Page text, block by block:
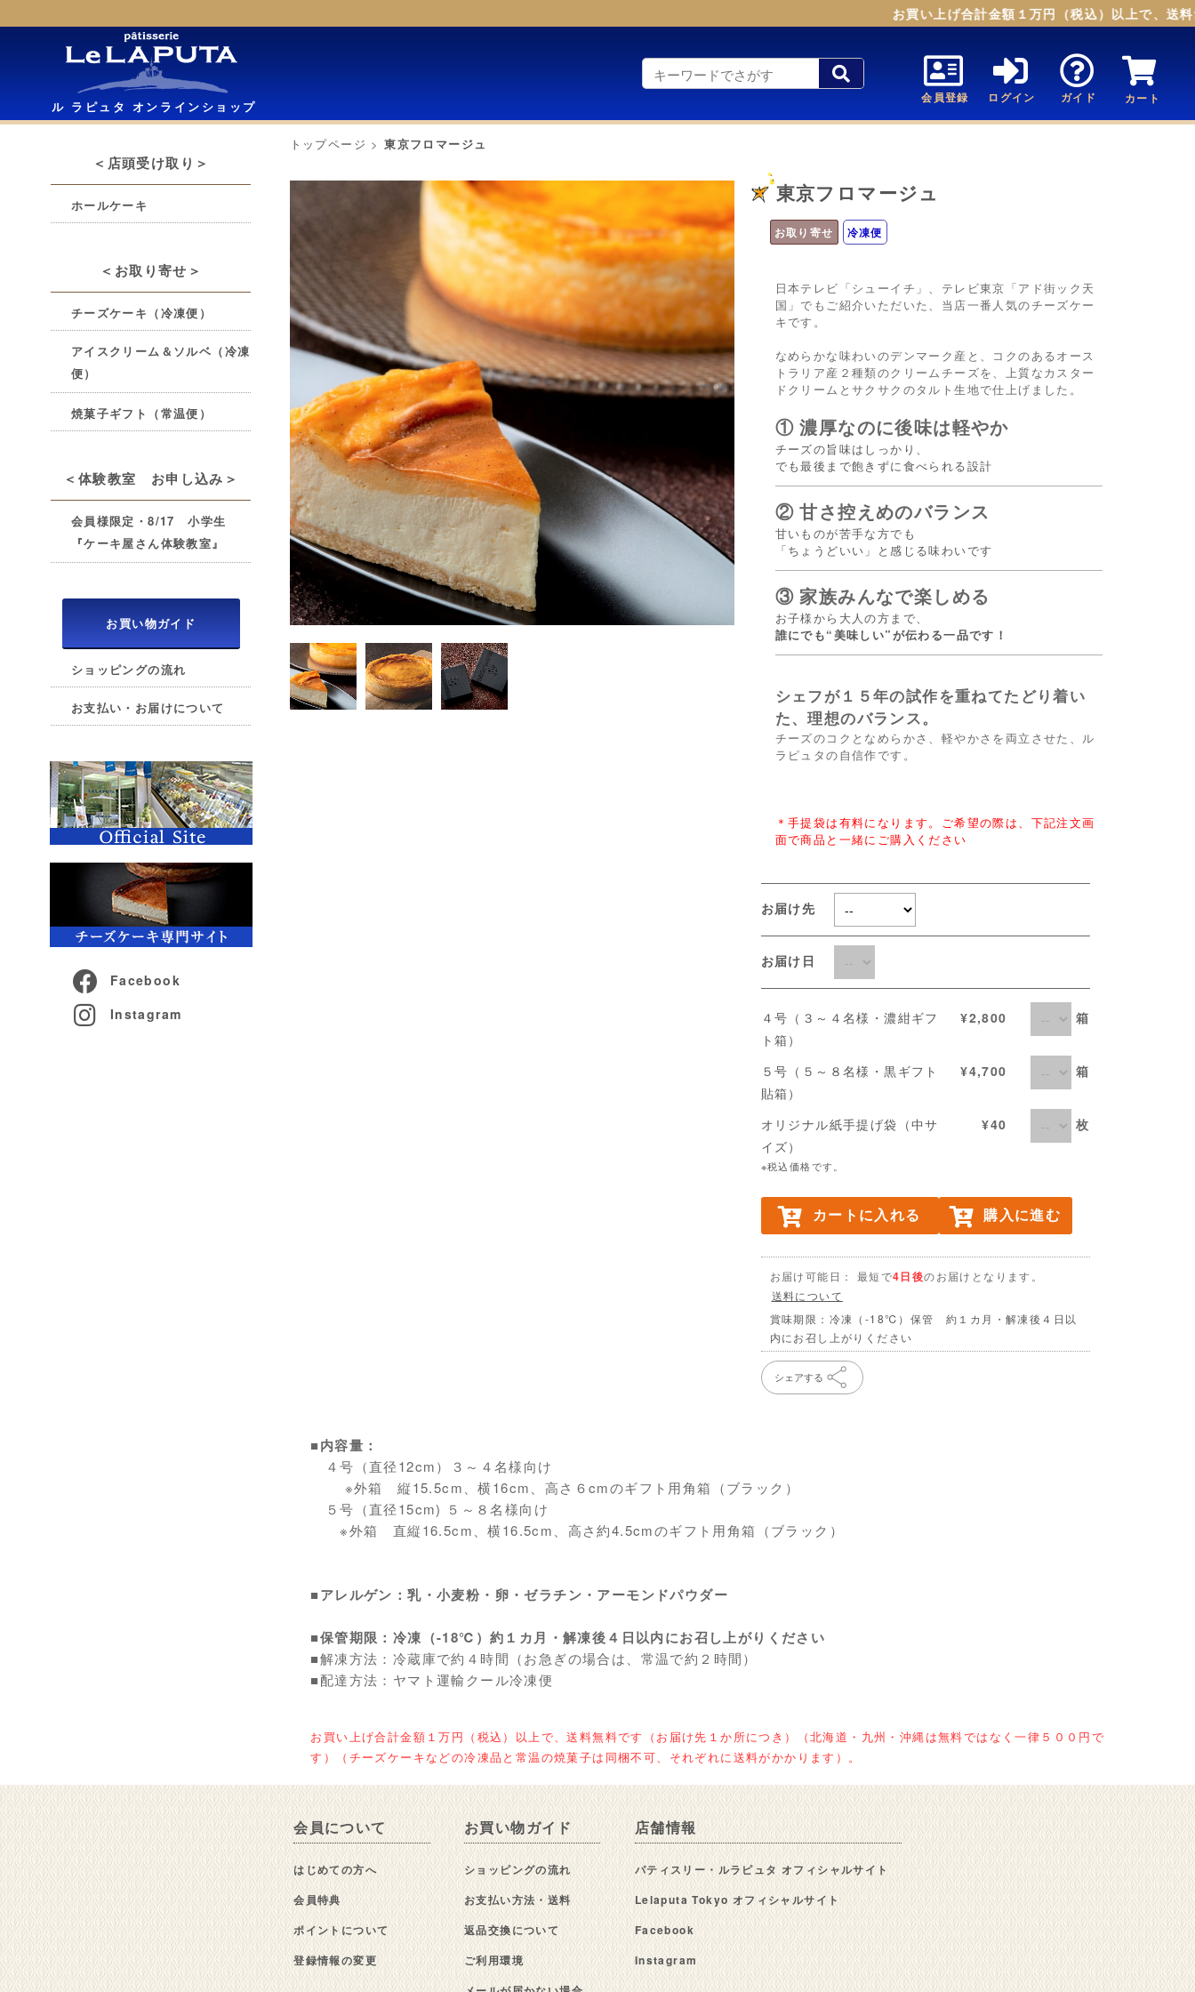
お買い上げ合計金額１万円（税込）以上で、送料
会員登録 ログイン ガイド カート
ル ラピュタ オンラインショップ
＜店頭受け取り＞
ホールケーキ
＜お取り寄せ＞
チーズケーキ（冷凍便）
アイスクリーム＆ソルベ（冷凍
便）
焼菓子ギフト（常温便）
＜体験教室 お申し込み＞
会員様限定・8/17 小学生
『ケーキ屋さん体験教室』
お買い物ガイド
ショッピングの流れ
お支払い・お届けについて
Facebook
Instagram
トップページ >東京フロマージュ
東京フロマージュ
お取り寄せ 冷凍便
日本テレビ「シューイチ」、テレビ東京「アド街ック天
国」でもご紹介いただいた、当店一番人気のチーズケー
キです。
なめらかな味わいのデンマーク産と、コクのあるオース
トラリア産２種類のクリームチーズを、上質なカスター
ドクリームとサクサクのタルト生地で仕上げました。
① 濃厚なのに後味は軽やか
チーズの旨味はしっかり、
でも最後まで飽きずに食べられる設計
② 甘さ控えめのバランス
甘いものが苦手な方でも
「ちょうどいい」と感じる味わいです
③ 家族みんなで楽しめる
お子様から大人の方まで、
誰にでも“美味しい”が伝わる一品です！
シェフが１５年の試作を重ねてたどり着い
た、理想のバランス。
チーズのコクとなめらかさ、軽やかさを両立させた、ル
ラピュタの自信作です。
＊手提袋は有料になります。ご希望の際は、下記注文画
面で商品と一緒にご購入ください
お届け先
お届け日
４号（３～４名様・濃紺ギフ
ト箱）
¥2,800 箱
５号（５～８名様・黒ギフト
貼箱）
¥4,700 箱
オリジナル紙手提げ袋（中サ
イズ）
¥40 枚
※税込価格です。
カートに入れる 購入に進む
お届け可能日： 最短で4日後のお届けとなります。
送料について
賞味期限：冷凍（-18℃）保管 約１カ月・解凍後４日以
内にお召し上がりください
シェアする
■内容量：
４号（直径12cm）３～４名様向け
※外箱 縦15.5cm、横16cm、高さ６cmのギフト用角箱（ブラック）
５号（直径15cm) ５～８名様向け
※外箱 直縦16.5cm、横16.5cm、高さ約4.5cmのギフト用角箱（ブラック）
■アレルゲン：乳・小麦粉・卵・ゼラチン・アーモンドパウダー
■保管期限：冷凍（-18℃）約１カ月・解凍後４日以内にお召し上がりください
■解凍方法：冷蔵庫で約４時間（お急ぎの場合は、常温で約２時間）
■配達方法：ヤマト運輸クール冷凍便
お買い上げ合計金額１万円（税込）以上で、送料無料です（お届け先１か所につき）（北海道・九州・沖縄は無料ではなく一律５００円で
す）（チーズケーキなどの冷凍品と常温の焼菓子は同梱不可、それぞれに送料がかかります）。
会員について
はじめての方へ
会員特典
ポイントについて
登録情報の変更
お買い物ガイド
ショッピングの流れ
お支払い方法・送料
返品交換について
ご利用環境
店舗情報
パティスリー・ルラピュタ オフィシャルサイト
Lelaputa Tokyo オフィシャルサイト
Facebook
Instagram